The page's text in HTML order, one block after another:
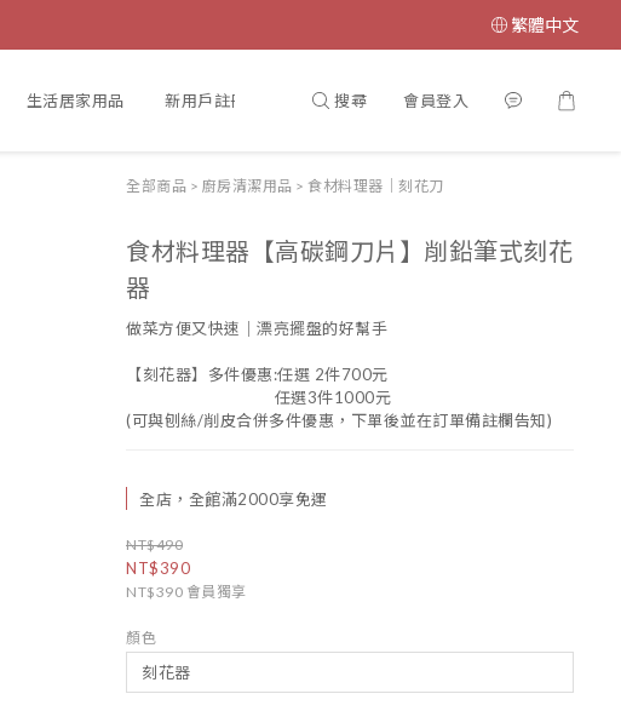
繁體中文
生活居家用品 新用戶註冊/會員登入 搜尋 會員登入
全部商品 > 廚房清潔用品 > 食材料理器｜刻花刀
食材料理器【高碳鋼刀片】削鉛筆式刻花
器
做菜方便又快速｜漂亮擺盤的好幫手
【刻花器】多件優惠:任選 2件700元
                                   任選3件1000元
(可與刨絲/削皮合併多件優惠，下單後並在訂單備註欄告知)
全店，全館滿2000享免運
NT$490
NT$390
NT$390 會員獨享
顏色